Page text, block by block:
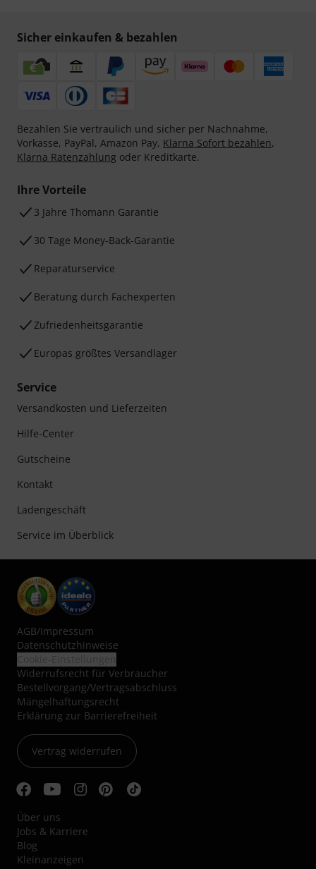
Sicher einkaufen & bezahlen
Bezahlen Sie vertraulich und sicher per Nachnahme,
Vorkasse, PayPal, Amazon Pay, Klarna Sofort bezahlen,
Klarna Ratenzahlung oder Kreditkarte.
Ihre Vorteile
3 Jahre Thomann Garantie
30 Tage Money-Back-Garantie
Reparaturservice
Beratung durch Fachexperten
Zufriedenheitsgarantie
Europas größtes Versandlager
Service
Versandkosten und Lieferzeiten
Hilfe-Center
Gutscheine
Kontakt
Ladengeschäft
Service im Überblick
AGB/Impressum
Datenschutzhinweise
Widerrufsrecht für Verbraucher
Bestellvorgang/Vertragsabschluss
Mängelhaftungsrecht
Erklärung zur Barrierefreiheit
Vertrag widerrufen
Über uns
Jobs & Karriere
Blog
Kleinanzeigen